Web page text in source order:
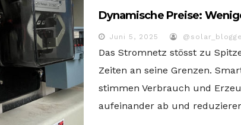
Dynamische Preise:
Juni 5, 2025
Das Stromnetz stösst zu
Zeiten an seine Grenzen.
stimmen Verbrauch und
aufeinander ab und